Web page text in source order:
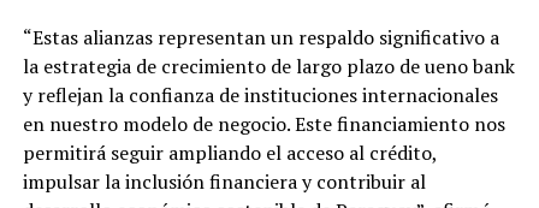
“Estas alianzas representan un respaldo significativo a
la estrategia de crecimiento de largo plazo de ueno bank
y reflejan la confianza de instituciones internacionales
en nuestro modelo de negocio. Este financiamiento nos
permitirá seguir ampliando el acceso al crédito,
impulsar la inclusión financiera y contribuir al